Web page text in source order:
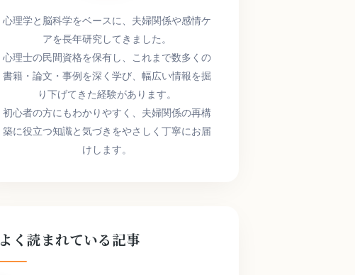
心理学と脳科学をベースに、夫婦関係や感情ケ
アを長年研究してきました。
心理士の民間資格を保有し、これまで数多くの
書籍・論文・事例を深く学び、幅広い情報を掘
り下げてきた経験があります。
初心者の方にもわかりやすく、夫婦関係の再構
築に役立つ知識と気づきをやさしく丁寧にお届
けします。
よく読まれている記事